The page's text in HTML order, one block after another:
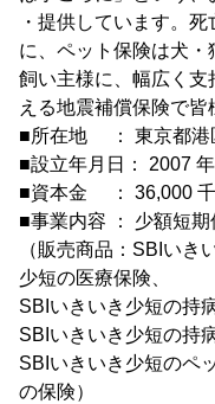
・提供しています。
に、ペット保険は犬
飼い主様に、幅広く
える地震補償保険で皆
■所在地 ： 東京都港
■設立年月日： 2007
■資本金 ： 36,000 千
■事業内容 ： 少額短期
（販売商品：SBIいき
少短の医療保険、
SBIいきいき少短の持
SBIいきいき少短の持
SBIいきいき少短のペ
の保険）